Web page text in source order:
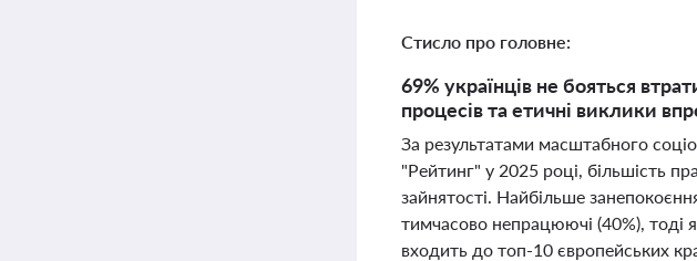
Стисло про головне:
69% українців не бояться
процесів та етичні виклики
За результатами масштабного
"Рейтинг" у 2025 році, більшість
зайнятості. Найбільше
тимчасово непрацюючі (40%), тоді
входить до топ-10 європейських